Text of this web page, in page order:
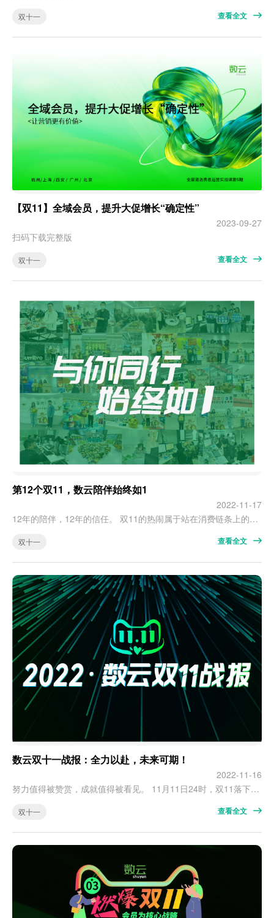
双十一 查看全文
【双11】全域会员，提升大促增长“确定性”
2023-09-27
扫码下载完整版
双十一 查看全文
第12个双11，数云陪伴始终如1
2022-11-17
12年的陪伴，12年的信任。 双11的热闹属于站在消费链条上的所有人。 明面上：阿里、京东等搭起台、请了“角儿”，锣声响、鼓点密，好戏正开场；消费者用好价解锁瞩目已久的心头好物，商家发力创下一个又一个业绩高峰。 在幕后：看得见的是快递用滚滚车轮串起“钱”和“货”两头的期待，看不见的是服务商用服务和技术张起大网，兜住海量的订单和需求。 今年是数云护航客户的第12个双11，从5个商家到7000+品牌，…
双十一 查看全文
数云双十一战报：全力以赴，未来可期！
2022-11-16
努力值得被赞赏，成就值得被看见。 11月11日24时，双11落下大幕。 每年双11，都有数十亿包裹飞向消费者。这背后，承载着商家对生意高峰的期待，也有消费者对生活的希冀。 在过去的一个月，无论是消费者、品牌商家，还是服务商，都铆足了劲迎接这场“盛会”，诸多商家的销售纪录被一再刷新。 对消费者而言，双11是一场“剁手的狂欢”； 对品牌商家而言，双11是一场大考，商品、营销、物流都是“艰难的挑战”； …
双十一 查看全文